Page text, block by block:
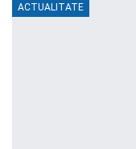
ACTUALITATE